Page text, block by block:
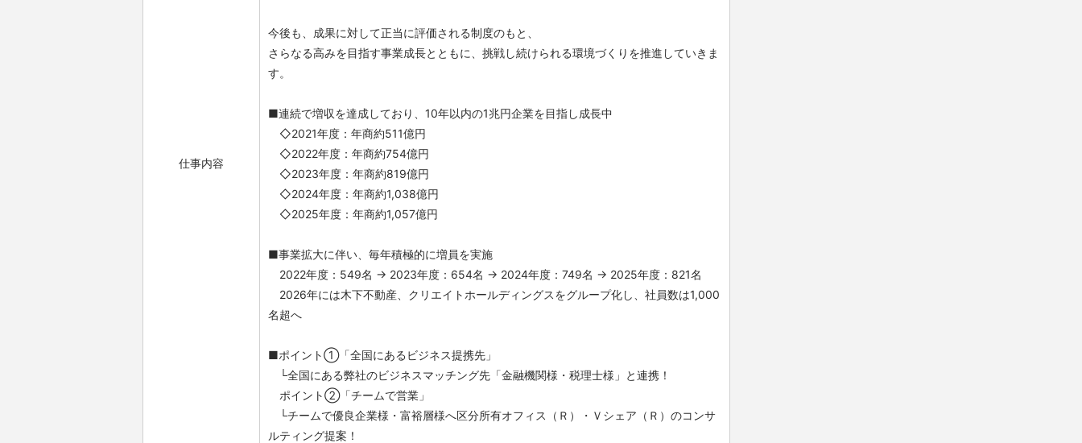
仕事内容
今後も、成果に対して正当に評価される制度のもと、
さらなる高みを目指す事業成長とともに、挑戦し続けられる環境づくりを推進していきま
す。
■連続で増収を達成しており、10年以内の1兆円企業を目指し成長中
◇2021年度：年商約511億円
◇2022年度：年商約754億円
◇2023年度：年商約819億円
◇2024年度：年商約1,038億円
◇2025年度：年商約1,057億円
■事業拡大に伴い、毎年積極的に増員を実施
2022年度：549名 → 2023年度：654名 → 2024年度：749名 → 2025年度：821名
2026年には木下不動産、クリエイトホールディングスをグループ化し、社員数は1,000
名超へ
■ポイント①「全国にあるビジネス提携先」
└全国にある弊社のビジネスマッチング先「金融機関様・税理士様」と連携！
ポイント②「チームで営業」
└チームで優良企業様・富裕層様へ区分所有オフィス（Ｒ）・Ｖシェア（Ｒ）のコンサ
ルティング提案！